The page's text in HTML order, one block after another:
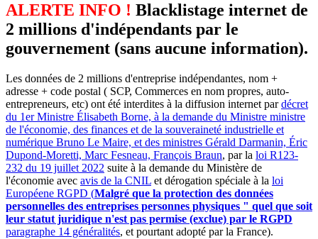
ALERTE INFO ! Blacklistage internet de
2 millions d'indépendants par le
gouvernement (sans aucune information).
Les données de 2 millions d'entreprise indépendantes, nom +
adresse + code postal ( SCP, Commerces en nom propres, auto-
entrepreneurs, etc) ont été interdites à la diffusion internet pardécret
du 1er Ministre Élisabeth Borne, à la demande du Ministre ministre
de l'économie, des finances et de la souveraineté industrielle et
numérique Bruno Le Maire, et des ministres Gérald Darmanin, Éric
Dupond-Moretti, Marc Fesneau, François Braun, par la loi R123-
232 du 19 juillet 2022 suite à la demande du Ministère de
l'économie avec avis de la CNIL et dérogation spéciale à la loi
Européene RGPD (Malgré que la protection des données
personnelles des entreprises personnes physiques " quel que soit
leur statut juridique n'est pas permise (exclue) par le RGPD
paragraphe 14 généralités, et pourtant adopté par la France).